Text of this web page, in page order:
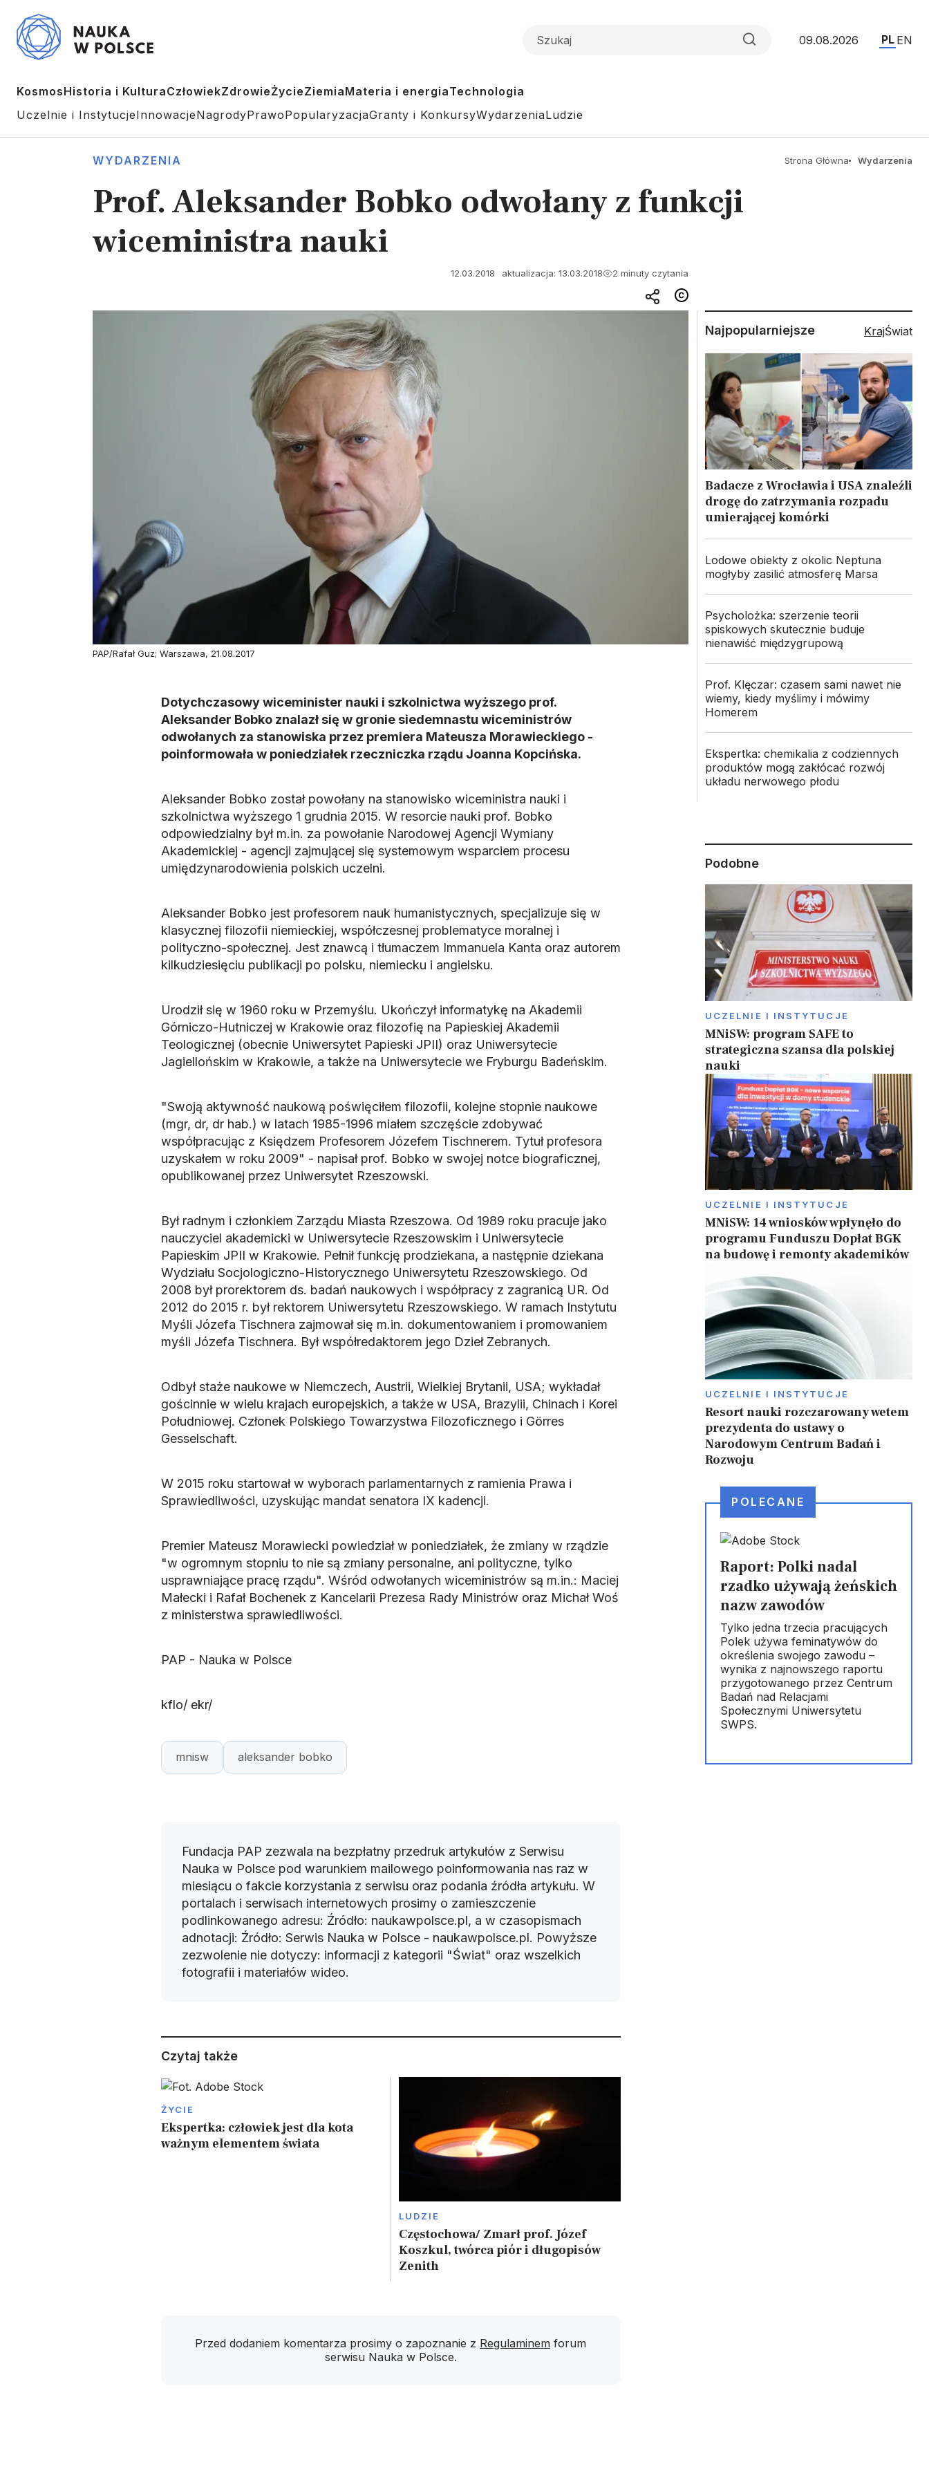
09.08.2026 PL EN
KosmosHistoria i KulturaCzłowiekZdrowieŻycieZiemiaMateria i energiaTechnologia
Uczelnie i InstytucjeInnowacjeNagrodyPrawoPopularyzacjaGranty i KonkursyWydarzeniaLudzie
WYDARZENIA Strona Główna Wydarzenia
Prof. Aleksander Bobko odwołany z funkcji
wiceministra nauki
12.03.2018 aktualizacja: 13.03.2018 2 minuty czytania
PAP/Rafał Guz; Warszawa, 21.08.2017
Dotychczasowy wiceminister nauki i szkolnictwa wyższego prof.
Aleksander Bobko znalazł się w gronie siedemnastu wiceministrów
odwołanych za stanowiska przez premiera Mateusza Morawieckiego -
poinformowała w poniedziałek rzeczniczka rządu Joanna Kopcińska.
Aleksander Bobko został powołany na stanowisko wiceministra nauki i
szkolnictwa wyższego 1 grudnia 2015. W resorcie nauki prof. Bobko
odpowiedzialny był m.in. za powołanie Narodowej Agencji Wymiany
Akademickiej - agencji zajmującej się systemowym wsparciem procesu
umiędzynarodowienia polskich uczelni.
Aleksander Bobko jest profesorem nauk humanistycznych, specjalizuje się w
klasycznej filozofii niemieckiej, współczesnej problematyce moralnej i
polityczno-społecznej. Jest znawcą i tłumaczem Immanuela Kanta oraz autorem
kilkudziesięciu publikacji po polsku, niemiecku i angielsku.
Urodził się w 1960 roku w Przemyślu. Ukończył informatykę na Akademii
Górniczo-Hutniczej w Krakowie oraz filozofię na Papieskiej Akademii
Teologicznej (obecnie Uniwersytet Papieski JPII) oraz Uniwersytecie
Jagiellońskim w Krakowie, a także na Uniwersytecie we Fryburgu Badeńskim.
"Swoją aktywność naukową poświęciłem filozofii, kolejne stopnie naukowe
(mgr, dr, dr hab.) w latach 1985-1996 miałem szczęście zdobywać
współpracując z Księdzem Profesorem Józefem Tischnerem. Tytuł profesora
uzyskałem w roku 2009" - napisał prof. Bobko w swojej notce biograficznej,
opublikowanej przez Uniwersytet Rzeszowski.
Był radnym i członkiem Zarządu Miasta Rzeszowa. Od 1989 roku pracuje jako
nauczyciel akademicki w Uniwersytecie Rzeszowskim i Uniwersytecie
Papieskim JPII w Krakowie. Pełnił funkcję prodziekana, a następnie dziekana
Wydziału Socjologiczno-Historycznego Uniwersytetu Rzeszowskiego. Od
2008 był prorektorem ds. badań naukowych i współpracy z zagranicą UR. Od
2012 do 2015 r. był rektorem Uniwersytetu Rzeszowskiego. W ramach Instytutu
Myśli Józefa Tischnera zajmował się m.in. dokumentowaniem i promowaniem
myśli Józefa Tischnera. Był współredaktorem jego Dzieł Zebranych.
Odbył staże naukowe w Niemczech, Austrii, Wielkiej Brytanii, USA; wykładał
gościnnie w wielu krajach europejskich, a także w USA, Brazylii, Chinach i Korei
Południowej. Członek Polskiego Towarzystwa Filozoficznego i Görres
Gesselschaft.
W 2015 roku startował w wyborach parlamentarnych z ramienia Prawa i
Sprawiedliwości, uzyskując mandat senatora IX kadencji.
Premier Mateusz Morawiecki powiedział w poniedziałek, że zmiany w rządzie
"w ogromnym stopniu to nie są zmiany personalne, ani polityczne, tylko
usprawniające pracę rządu". Wśród odwołanych wiceministrów są m.in.: Maciej
Małecki i Rafał Bochenek z Kancelarii Prezesa Rady Ministrów oraz Michał Woś
z ministerstwa sprawiedliwości.
PAP - Nauka w Polsce
kflo/ ekr/
mnisw aleksander bobko
Fundacja PAP zezwala na bezpłatny przedruk artykułów z Serwisu
Nauka w Polsce pod warunkiem mailowego poinformowania nas raz w
miesiącu o fakcie korzystania z serwisu oraz podania źródła artykułu. W
portalach i serwisach internetowych prosimy o zamieszczenie
podlinkowanego adresu: Źródło: naukawpolsce.pl, a w czasopismach
adnotacji: Źródło: Serwis Nauka w Polsce - naukawpolsce.pl. Powyższe
zezwolenie nie dotyczy: informacji z kategorii "Świat" oraz wszelkich
fotografii i materiałów wideo.
Czytaj także
ŻYCIE
Ekspertka: człowiek jest dla kota
ważnym elementem świata
LUDZIE
Częstochowa/ Zmarł prof. Józef
Koszkul, twórca piór i długopisów
Zenith
Przed dodaniem komentarza prosimy o zapoznanie z Regulaminem forum
serwisu Nauka w Polsce.
Najpopularniejsze KrajŚwiat
Badacze z Wrocławia i USA znaleźli
drogę do zatrzymania rozpadu
umierającej komórki
Lodowe obiekty z okolic Neptuna
mogłyby zasilić atmosferę Marsa
Psycholożka: szerzenie teorii
spiskowych skutecznie buduje
nienawiść międzygrupową
Prof. Klęczar: czasem sami nawet nie
wiemy, kiedy myślimy i mówimy
Homerem
Ekspertka: chemikalia z codziennych
produktów mogą zakłócać rozwój
układu nerwowego płodu
Podobne
UCZELNIE I INSTYTUCJE
MNiSW: program SAFE to
strategiczna szansa dla polskiej
nauki
UCZELNIE I INSTYTUCJE
MNiSW: 14 wniosków wpłynęło do
programu Funduszu Dopłat BGK
na budowę i remonty akademików
UCZELNIE I INSTYTUCJE
Resort nauki rozczarowany wetem
prezydenta do ustawy o
Narodowym Centrum Badań i
Rozwoju
POLECANE
Raport: Polki nadal
rzadko używają żeńskich
nazw zawodów
Tylko jedna trzecia pracujących
Polek używa feminatywów do
określenia swojego zawodu –
wynika z najnowszego raportu
przygotowanego przez Centrum
Badań nad Relacjami
Społecznymi Uniwersytetu
SWPS.